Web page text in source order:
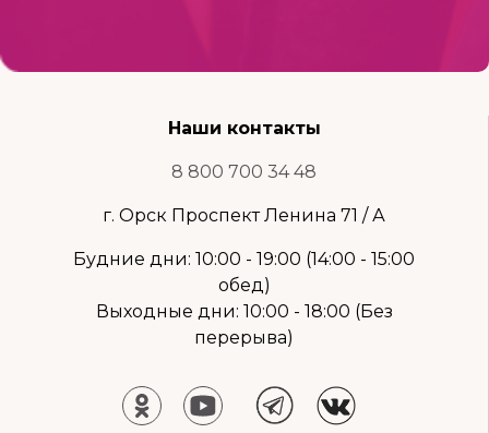
Наши контакты
8 800 700 34 48
г. Орск Проспект Ленина 71 / А
Будние дни: 10:00 - 19:00 (14:00 - 15:00
обед)
Выходные дни: 10:00 - 18:00 (Без
перерыва)